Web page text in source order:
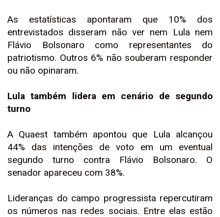
As estatísticas apontaram que 10% dos
entrevistados disseram não ver nem Lula nem
Flávio Bolsonaro como representantes do
patriotismo. Outros 6% não souberam responder
ou não opinaram.
Lula também lidera em cenário de segundo
turno
A Quaest também apontou que Lula alcançou
44% das intenções de voto em um eventual
segundo turno contra Flávio Bolsonaro. O
senador apareceu com 38%.
Lideranças do campo progressista repercutiram
os números nas redes sociais. Entre elas estão